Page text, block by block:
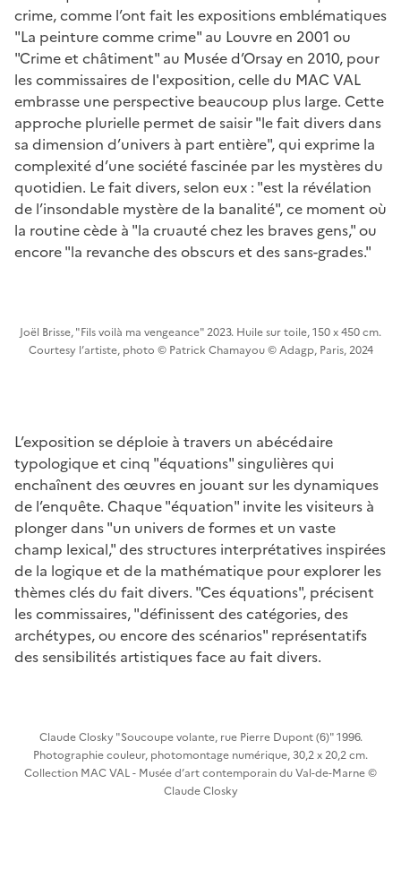
crime, comme l’ont fait les expositions emblématiques
"La peinture comme crime" au Louvre en 2001 ou
"Crime et châtiment" au Musée d’Orsay en 2010, pour
les commissaires de l'exposition, celle du MAC VAL
embrasse une perspective beaucoup plus large. Cette
approche plurielle permet de saisir "le fait divers dans
sa dimension d’univers à part entière", qui exprime la
complexité d’une société fascinée par les mystères du
quotidien. Le fait divers, selon eux : "est la révélation
de l’insondable mystère de la banalité", ce moment où
la routine cède à "la cruauté chez les braves gens," ou
encore "la revanche des obscurs et des sans-grades."
Joël Brisse, "Fils voilà ma vengeance" 2023. Huile sur toile, 150 x 450 cm.
Courtesy l’artiste, photo © Patrick Chamayou © Adagp, Paris, 2024
L’exposition se déploie à travers un abécédaire
typologique et cinq "équations" singulières qui
enchaînent des œuvres en jouant sur les dynamiques
de l’enquête. Chaque "équation" invite les visiteurs à
plonger dans "un univers de formes et un vaste
champ lexical," des structures interprétatives inspirées
de la logique et de la mathématique pour explorer les
thèmes clés du fait divers. "Ces équations", précisent
les commissaires, "définissent des catégories, des
archétypes, ou encore des scénarios" représentatifs
des sensibilités artistiques face au fait divers.
Claude Closky "Soucoupe volante, rue Pierre Dupont (6)" 1996.
Photographie couleur, photomontage numérique, 30,2 x 20,2 cm.
Collection MAC VAL - Musée d’art contemporain du Val-de-Marne ©
Claude Closky